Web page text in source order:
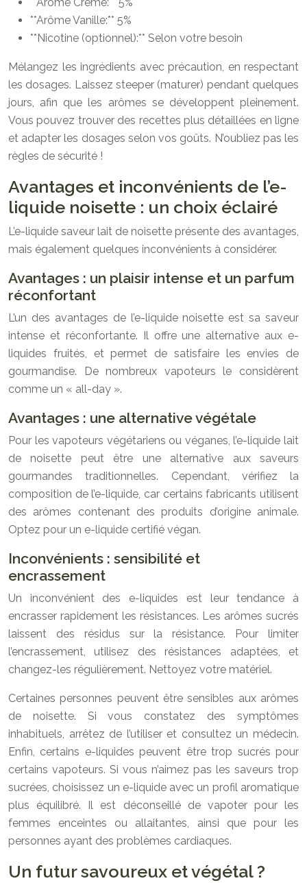
**Arôme Crème:** 5%
**Arôme Vanille:** 5%
**Nicotine (optionnel):** Selon votre besoin
Mélangez les ingrédients avec précaution, en respectant
les dosages. Laissez steeper (maturer) pendant quelques
jours, afin que les arômes se développent pleinement.
Vous pouvez trouver des recettes plus détaillées en ligne
et adapter les dosages selon vos goûts. N’oubliez pas les
règles de sécurité !
Avantages et inconvénients de l’e-
liquide noisette : un choix éclairé
L’e-liquide saveur lait de noisette présente des avantages,
mais également quelques inconvénients à considérer.
Avantages : un plaisir intense et un parfum
réconfortant
L’un des avantages de l’e-liquide noisette est sa saveur
intense et réconfortante. Il offre une alternative aux e-
liquides fruités, et permet de satisfaire les envies de
gourmandise. De nombreux vapoteurs le considèrent
comme un « all-day ».
Avantages : une alternative végétale
Pour les vapoteurs végétariens ou véganes, l’e-liquide lait
de noisette peut être une alternative aux saveurs
gourmandes traditionnelles. Cependant, vérifiez la
composition de l’e-liquide, car certains fabricants utilisent
des arômes contenant des produits d’origine animale.
Optez pour un e-liquide certifié végan.
Inconvénients : sensibilité et
encrassement
Un inconvénient des e-liquides est leur tendance à
encrasser rapidement les résistances. Les arômes sucrés
laissent des résidus sur la résistance. Pour limiter
l’encrassement, utilisez des résistances adaptées, et
changez-les régulièrement. Nettoyez votre matériel.
Certaines personnes peuvent être sensibles aux arômes
de noisette. Si vous constatez des symptômes
inhabituels, arrêtez de l’utiliser et consultez un médecin.
Enfin, certains e-liquides peuvent être trop sucrés pour
certains vapoteurs. Si vous n’aimez pas les saveurs trop
sucrées, choisissez un e-liquide avec un profil aromatique
plus équilibré. Il est déconseillé de vapoter pour les
femmes enceintes ou allaitantes, ainsi que pour les
personnes ayant des problèmes cardiaques.
Un futur savoureux et végétal ?